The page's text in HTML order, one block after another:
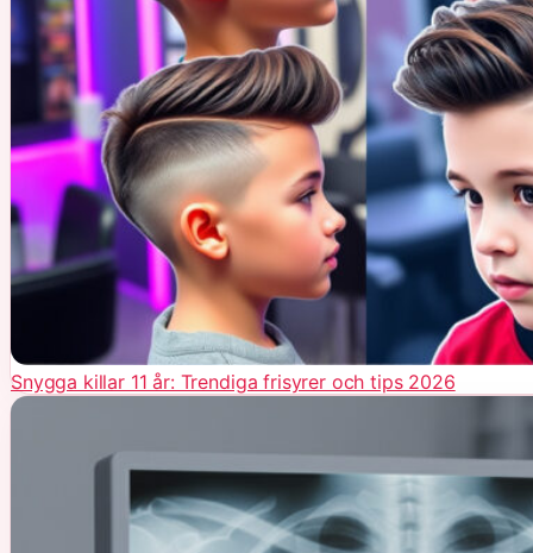
Snygga killar 11 år: Trendiga frisyrer och tips 2026